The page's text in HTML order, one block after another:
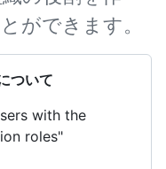
ができます。
ついて
with the
roles"